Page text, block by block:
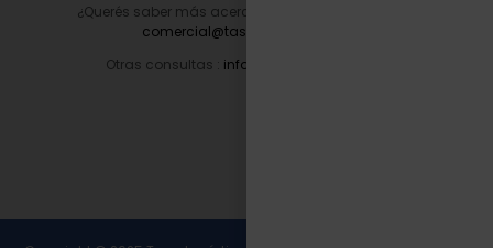
¿Querés saber más acerca de nuestros servicios?
comercial@tasalogistica.com
Otras consultas : info@tasalogistica.com